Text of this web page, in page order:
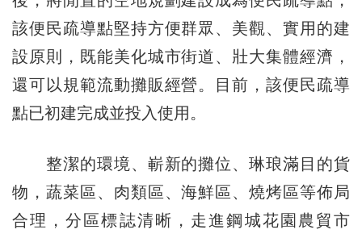
該便民疏導點堅持方便群眾、美觀、實用的建
設原則，既能美化城市街道、壯大集體經濟，
還可以規範流動攤販經營。目前，該便民疏導
點已初建完成並投入使用。
整潔的環境、嶄新的攤位、琳琅滿目的貨
物，蔬菜區、肉類區、海鮮區、燒烤區等佈局
合理，分區標誌清晰，走進鋼城花園農貿市